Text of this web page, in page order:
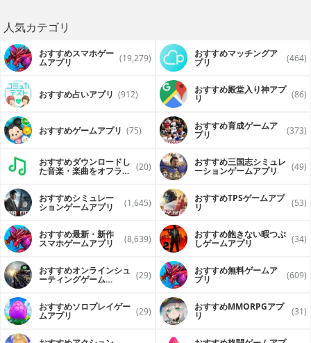
人気カテゴリ
おすすめスマホゲー
ムアプリ (19,279) おすすめマッチングア
プリ (464)
おすすめ占いアプリ (912) おすすめ殿堂入り神アプ
リ (86)
おすすめゲームアプリ (75) おすすめ育成ゲームア
プリ (373)
おすすめダウンロードし
た音楽・楽曲をオフライ (20) おすすめ三国志シミュレ
ーションゲームアプリ (49)
おすすめシミュレー
ションゲームアプリ (1,645) おすすめTPSゲームアプ
リ (53)
おすすめ最新・新作
スマホゲームアプリ (8,639) おすすめ飽きない暇つぶ
しゲームアプリ (34)
おすすめオンラインシュ
ーティングゲーム (29) おすすめ無料ゲームア
プリ (609)
おすすめソロプレイゲー
ムアプリ (29) おすすめ MMORPGアプ
リ (31)